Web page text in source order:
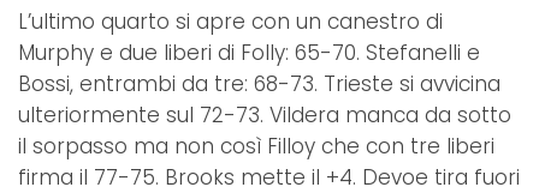
L’ultimo quarto si apre con un canestro di
Murphy e due liberi di Folly: 65-70. Stefanelli e
Bossi, entrambi da tre: 68-73. Trieste si avvicina
ulteriormente sul 72-73. Vildera manca da sotto
il sorpasso ma non così Filloy che con tre liberi
firma il 77-75. Brooks mette il +4. Devoe tira fuori